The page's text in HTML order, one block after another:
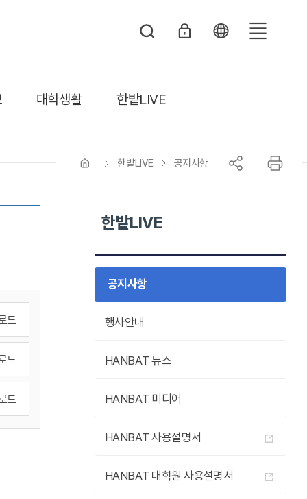
체
대학생활 한밭LIVE
한밭LIVE 공지사항
한밭LIVE
공지사항
행사안내
HANBAT 뉴스
HANBAT 미디어
HANBAT 사용설명서
HANBAT 대학원 사용설명서
드
드
드